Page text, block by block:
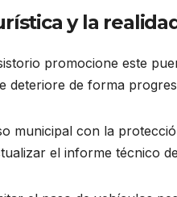
y la
promocione este
deteriore de forma
municipal con la
el informe técnico